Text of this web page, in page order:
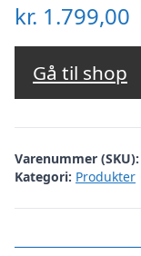
kr. 1.799,00
Gå til shop
Varenummer (SKU):
Kategori: Produkter